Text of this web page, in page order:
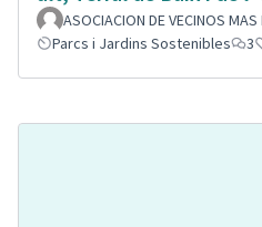
ASOCIACION DE VECINOS MAS
Parcs i Jardins Sostenibles
3